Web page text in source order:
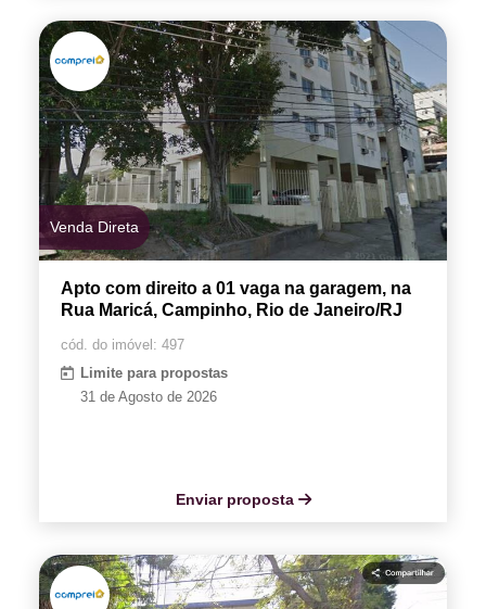
Venda Direta
Apto com direito a 01 vaga na garagem, na
Rua Maricá, Campinho, Rio de Janeiro/RJ
cód. do imóvel: 497
Limite para propostas
31 de Agosto de 2026
Enviar proposta